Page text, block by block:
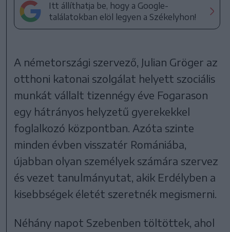
Itt állíthatja be, hogy a Google-
találatokban elöl legyen a Székelyhon!
A németországi szervező, Julian Gröger az
otthoni katonai szolgálat helyett szociális
munkát vállalt tizennégy éve Fogarason
egy hátrányos helyzetű gyerekekkel
foglalkozó központban. Azóta szinte
minden évben visszatér Romániába,
újabban olyan személyek számára szervez
és vezet tanulmányutat, akik Erdélyben a
kisebbségek életét szeretnék megismerni.
Néhány napot Szebenben töltöttek, ahol